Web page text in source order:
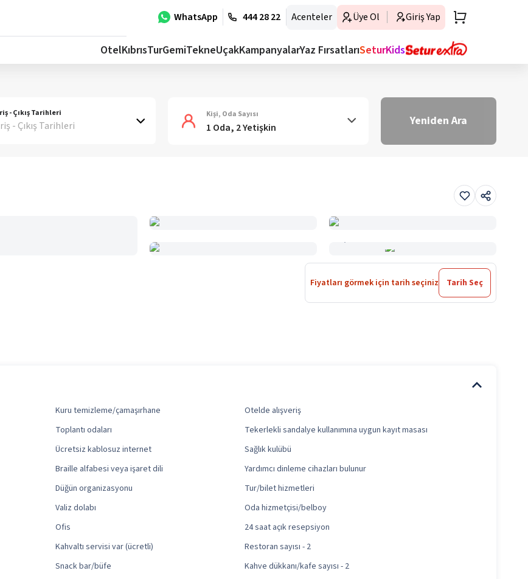
WhatsApp 444 28 22 Acenteler Üye Ol Giriş Yap
OtelKıbrısTurGemiTekneUçakKampanyalarYaz FırsatlarıSeturKids
- Çıkış Tarihleri
- Çıkış Tarihleri
Kişi, Oda Sayısı
1 Oda, 2 Yetişkin Yeniden Ara
Fiyatları görmek için tarih seçiniz Tarih Seç
Kuru temizleme/çamaşırhane
Otelde alışveriş
Toplantı odaları
Tekerlekli sandalye kullanımına uygun kayıt masası
Ücretsiz kablosuz internet
Sağlık kulübü
Braille alfabesi veya işaret dili
Yardımcı dinleme cihazları bulunur
Düğün organizasyonu
Tur/bilet hizmetleri
Valiz dolabı
Oda hizmetçisi/belboy
Ofis
24 saat açık resepsiyon
Kahvaltı servisi var (ücretli)
Restoran sayısı - 2
Snack bar/büfe
Kahve dükkanı/kafe sayısı - 2